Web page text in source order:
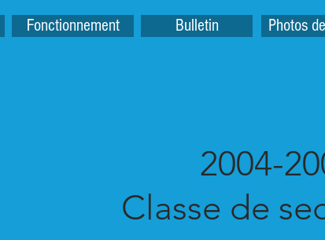
Fonctionnement Bulletin Photos
2004-
Classe de